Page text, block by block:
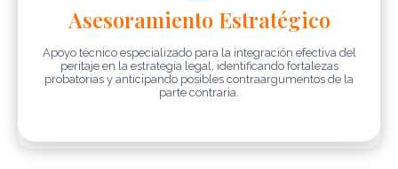
Asesoramiento Estratégico
Apoyo técnico especializado para la integración efectiva del
peritaje en la estrategia legal, identificando fortalezas
probatorias y anticipando posibles contraargumentos de la
parte contraria.